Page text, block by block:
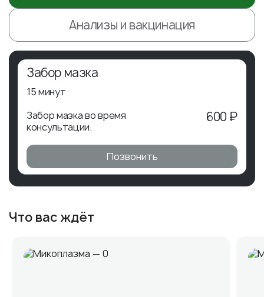
Анализы и вакцинация
Забор мазка
15 минут
600 ₽
Забор мазка во время
консультации.
Позвонить
Что вас ждёт